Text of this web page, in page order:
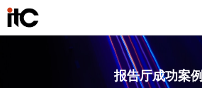
报告厅成功案例